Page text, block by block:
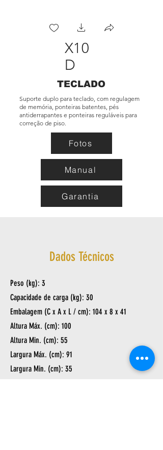
X10
D
TECLADO
Suporte duplo para teclado, com regulagem
de memória, ponteiras batentes, pés
antiderrapantes e ponteiras reguláveis para
correção de piso.
Fotos
Manual
Garantia
Dados Técnicos
Peso (kg): 3
Capacidade de carga (kg): 30
Embalagem (C x A x L / cm): 104 x 8 x 41
Altura Máx. (cm): 100
Altura Min. (cm): 55
Largura Máx. (cm): 91
Largura Min. (cm): 35